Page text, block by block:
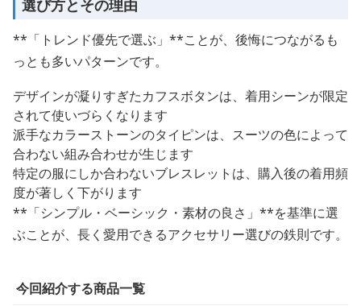
選び方とその理由
**「トレンド優先で選ぶ」**ことが、後悔につながるも
っとも多いパターンです。
デザインが凝りすぎたカフスボタンは、着用シーンが限定
されて使いづらくなります
派手なカラーストーンのタイピンは、スーツの色によって
合わない組み合わせが生じます
特定の服にしか合わないブレスレットは、購入後の着用頻
度が著しく下がります
**「シンプル・ベーシック・素材の良さ」**を基準に選
ぶことが、長く愛用できるアクセサリー選びの鉄則です。
今回紹介する商品一覧